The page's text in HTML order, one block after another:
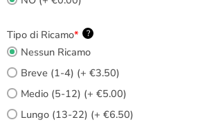
Tipo di Ricamo* ?
Nessun Ricamo
Breve (1-4) (+ €3.50)
Medio (5-12) (+ €5.00)
Lungo (13-22) (+ €6.50)